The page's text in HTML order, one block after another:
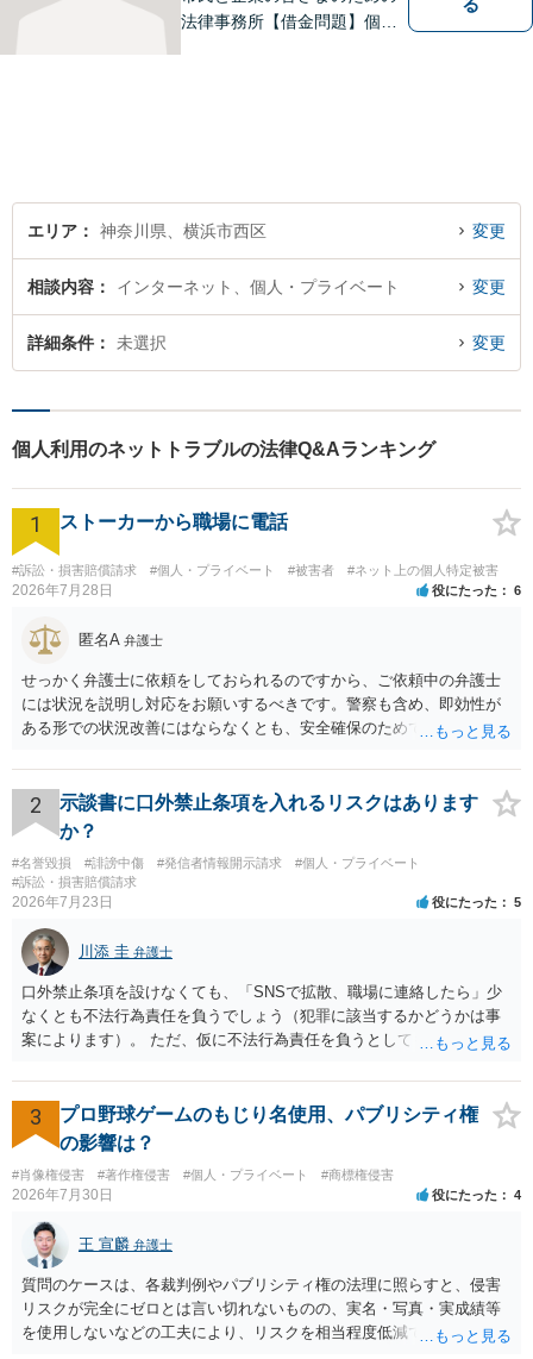
法律事務所【借金問題】個
る
エリア 神奈川県、横浜市西区 変更
相談内容 インターネット、個人・プライベート 変更
詳細条件 未選択 変更
個人利用のネットトラブルの法律Q&Aランキング
1 ストーカーから職場に電話
#訴訟・損害賠償請求 #個人・プライベート #被害者 #ネット上の個人特定被害
2026年7月28日 役にたった 6
匿名A 弁護士
せっかく弁護士に依頼をしておられるのですから、ご依頼中の弁護士
には状況を説明し対応をお願いするべきです。警察も含め、即効性が
ある形での状況改善にはならなくとも、安全確保のためできることは
2
示談書に口外禁止条項を入れるリスクはあります
か？
#名誉毀損 #誹謗中傷 #発信者情報開示請求
#個人・プライベート
#訴訟・損害賠償請求
2026年7月23日 役にたった 5
川添 圭 弁護士
口外禁止条項を設けなくても、「SNSで拡散、職場に連絡したら」少
なくとも不法行為責任を負うでしょう（犯罪に該当するかどうかは事
案によります）。 ただ、仮に不法行為責任を負うとしても、違約金を
（日本の裁判所が認定する慰謝料は、到底被害感情を満足させられる
ような金額ではありません）。そのため、口外禁止条項とともに口外
した場合の違約金（100～200万円程度）を定めることには、大きな意
味と抑止力があります。 逆に、口外禁止条項を設けると、正当な理由
がある場合を除いて第三者へ情報開示ができなくなります。そのた
め、口外禁止条項によって自らを縛られてしまうと困るようなケース
（例えば弁護団事件でマスコミ等へ公表する必要があるケース等）で
は、口外禁止の範囲を特定・限定する等の工夫をすることがあります
が、個人間の紛争で、合意後もみだりに紛争情報を口外することそれ
自体が異常事態であって、相手方への抑止効果として口外禁止条項を
設定しておく方が望ましい場合が多いと思われます（上記のとおり、
口外禁止条項は、違反した際の違約金条項とワンセットにすることで
3
プロ野球ゲームのもじり名使用、パブリシティ権
の影響は？
#肖像権侵害 #著作権侵害 #個人・プライベート #商標権侵害
2026年7月30日 役にたった 4
王 宣麟 弁護士
質問のケースは、各裁判例やパブリシティ権の法理に照らすと、侵害
リスクが完全にゼロとは言い切れないものの、実名・写真・実成績等
を使用しないなどの工夫により、リスクを相当程度低減できる設計に